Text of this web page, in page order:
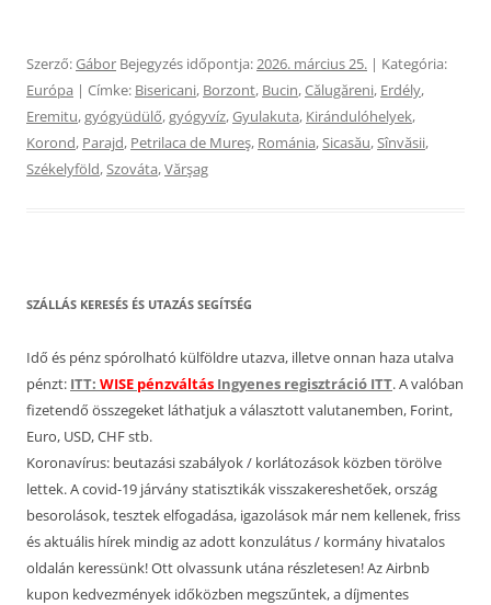
Szerző:Gábor Bejegyzés időpontja:2026. március 25. | Kategória:
Európa | Címke: Bisericani, Borzont, Bucin,Călugăreni, Erdély,
Eremitu,gyógyüdülő,gyógyvíz,Gyulakuta, Kirándulóhelyek,
Korond, Parajd, Petrilaca de Mureş, Románia,Sicasău,Sînvăsii,
Székelyföld,Szováta,Vărşag
SZÁLLÁS KERESÉS ÉS UTAZÁS SEGÍTSÉG
Idő és pénz spórolható külföldre utazva, illetve onnan haza utalva
pénzt: ITT: WISE pénzváltás Ingyenes regisztráció ITT. A valóban
fizetendő összegeket láthatjuk a választott valutanemben, Forint,
Euro, USD, CHF stb.
Koronavírus: beutazási szabályok / korlátozások közben törölve
lettek. A covid-19 járvány statisztikák visszakereshetőek, ország
besorolások, tesztek elfogadása, igazolások már nem kellenek, friss
és aktuális hírek mindig az adott konzulátus / kormány hivatalos
oldalán keressünk! Ott olvassunk utána részletesen! Az Airbnb
kupon kedvezmények időközben megszűntek, a díjmentes